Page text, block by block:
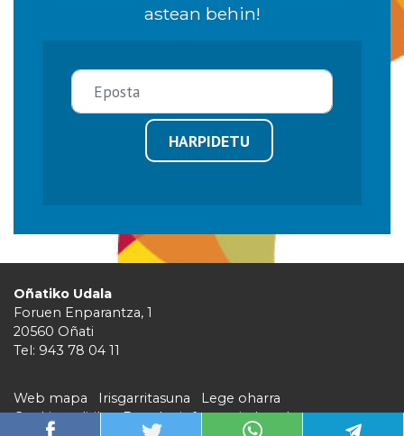
astean behin!
HARPIDETU
Oñatiko Udala
Foruen Enparantza, 1
20560 Oñati
Tel: 943 78 04 11
Web mapa Irisgarritasuna
Lege oharra
Cookie politika
Barruko informazio kanala